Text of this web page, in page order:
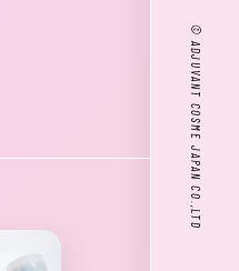
© ADJUVANT COSME JAPAN CO.,LTD